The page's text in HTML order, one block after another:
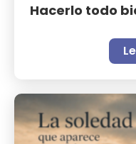
Hacerlo todo